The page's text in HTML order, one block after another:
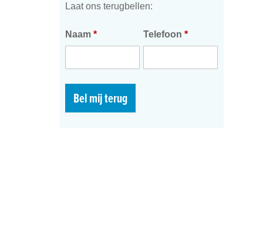
Laat ons terugbellen:
Naam * Telefoon *
Bel mij terug